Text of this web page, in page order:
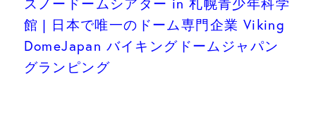
館 | 日本で唯一のドーム専門企業 Viking
DomeJapan バイキングドームジャパン
グランピング